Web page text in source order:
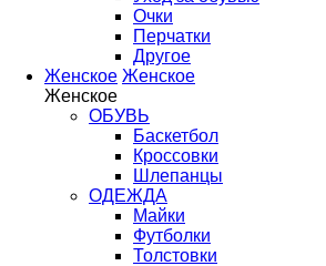
Очки
Перчатки
Другое
Женское Женское
Женское
ОБУВЬ
Баскетбол
Кроссовки
Шлепанцы
ОДЕЖДА
Майки
Футболки
Толстовки